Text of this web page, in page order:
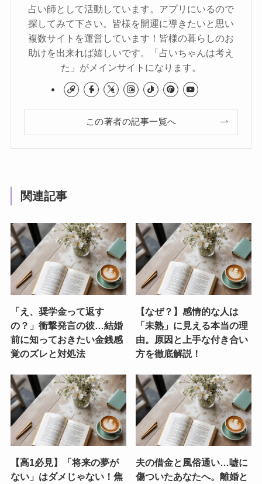
占い師として活動しています。アプリにいるので
探してみて下さい。皆様を開運に導きたいと思い
複数サイトを運営しています！皆様の暮らしのお
助けを出来れば嬉しいです。「占いちゃんは考え
た」がメインサイトになります。
この著者の記事一覧へ
関連記事
「え、奨学金って返す
の？」衝撃発言の彼…結婚
前に知っておきたい金銭感
覚のズレと対処法
【なぜ？】感情的な人は
「未熟」に見える本当の理
由。原因と上手な付き合い
方を徹底解説！
【高1必見】「将来の夢が
ない」はダメじゃない！焦
夫の借金と風俗通い…嘘に
傷ついたあなたへ。離婚と